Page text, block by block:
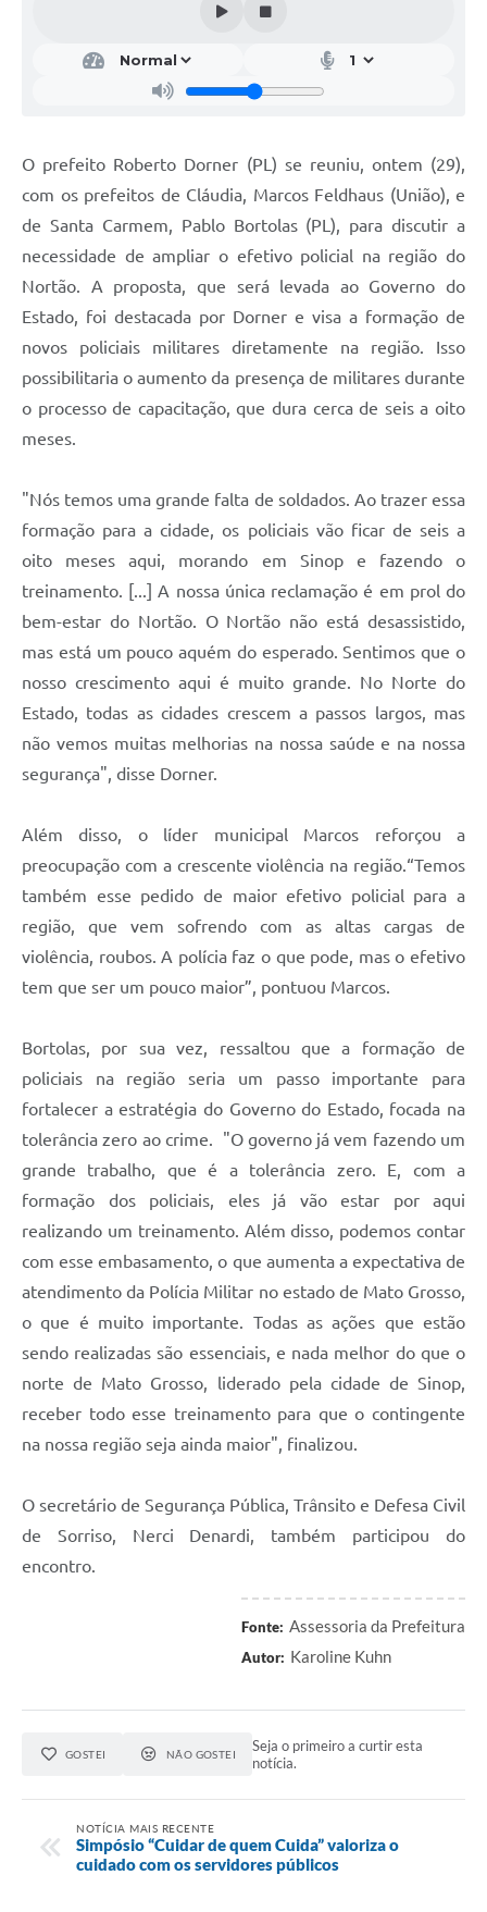
O prefeito Roberto Dorner (PL) se reuniu, ontem (29),
com os prefeitos de Cláudia, Marcos Feldhaus (União), e
de Santa Carmem, Pablo Bortolas (PL), para discutir a
necessidade de ampliar o efetivo policial na região do
Nortão. A proposta, que será levada ao Governo do
Estado, foi destacada por Dorner e visa a formação de
novos policiais militares diretamente na região. Isso
possibilitaria o aumento da presença de militares durante
o processo de capacitação, que dura cerca de seis a oito
meses.
"Nós temos uma grande falta de soldados. Ao trazer essa
formação para a cidade, os policiais vão ficar de seis a
oito meses aqui, morando em Sinop e fazendo o
treinamento. [...] A nossa única reclamação é em prol do
bem-estar do Nortão. O Nortão não está desassistido,
mas está um pouco aquém do esperado. Sentimos que o
nosso crescimento aqui é muito grande. No Norte do
Estado, todas as cidades crescem a passos largos, mas
não vemos muitas melhorias na nossa saúde e na nossa
segurança", disse Dorner.
Além disso, o líder municipal Marcos reforçou a
preocupação com a crescente violência na região.“Temos
também esse pedido de maior efetivo policial para a
região, que vem sofrendo com as altas cargas de
violência, roubos. A polícia faz o que pode, mas o efetivo
tem que ser um pouco maior”, pontuou Marcos.
Bortolas, por sua vez, ressaltou que a formação de
policiais na região seria um passo importante para
fortalecer a estratégia do Governo do Estado, focada na
tolerância zero ao crime. "O governo já vem fazendo um
grande trabalho, que é a tolerância zero. E, com a
formação dos policiais, eles já vão estar por aqui
realizando um treinamento. Além disso, podemos contar
com esse embasamento, o que aumenta a expectativa de
atendimento da Polícia Militar no estado de Mato Grosso,
o que é muito importante. Todas as ações que estão
sendo realizadas são essenciais, e nada melhor do que o
norte de Mato Grosso, liderado pela cidade de Sinop,
receber todo esse treinamento para que o contingente
na nossa região seja ainda maior", finalizou.
O secretário de Segurança Pública, Trânsito e Defesa Civil
de Sorriso, Nerci Denardi, também participou do
encontro.
Fonte: Assessoria da Prefeitura
Autor: Karoline Kuhn
GOSTEI NÃO GOSTEI
Seja o primeiro a curtir esta
notícia.
NOTÍCIA MAIS RECENTE
Simpósio “Cuidar de quem Cuida” valoriza o
cuidado com os servidores públicos